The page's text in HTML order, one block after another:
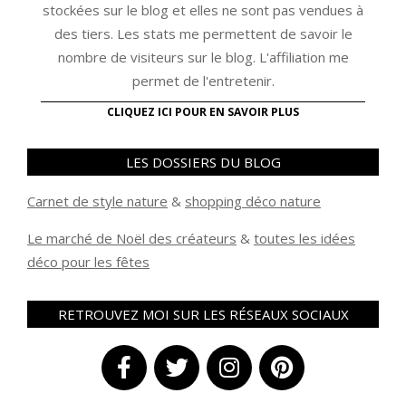
stockées sur le blog et elles ne sont pas vendues à
des tiers. Les stats me permettent de savoir le
nombre de visiteurs sur le blog. L'affiliation me
permet de l'entretenir.
CLIQUEZ ICI POUR EN SAVOIR PLUS
LES DOSSIERS DU BLOG
Carnet de style nature & shopping déco nature
Le marché de Noël des créateurs & toutes les idées
déco pour les fêtes
RETROUVEZ MOI SUR LES RÉSEAUX SOCIAUX